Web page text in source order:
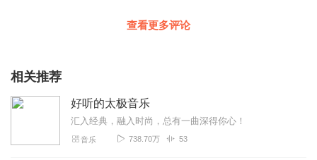
查看更多评论
相关推荐
好听的太极音乐
汇入经典，融入时尚，总有一曲深得你心！
音乐 738.70万 53